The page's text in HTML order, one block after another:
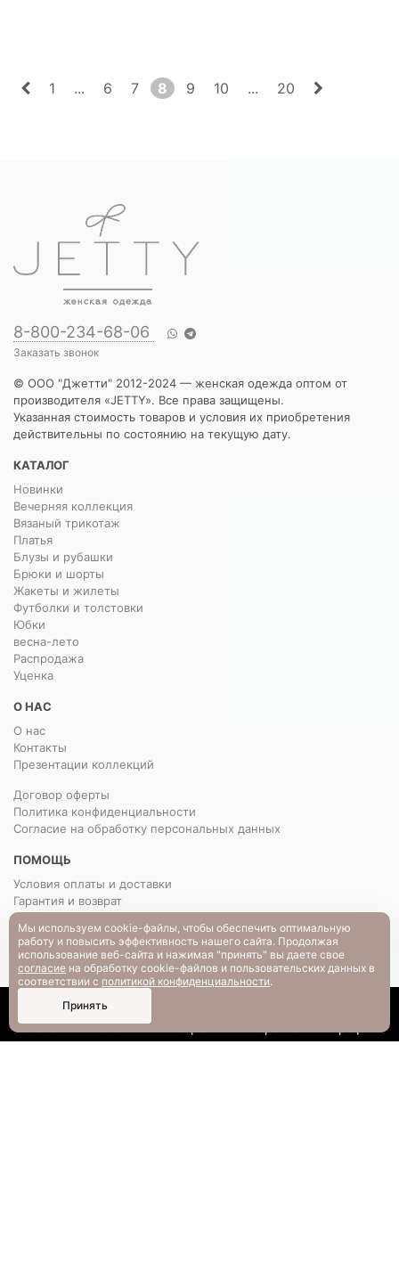
Каталог Поиск
1 ... 6 7 8 9 10 ... 20
8-800-234-68-06
Заказать звонок
© ООО "Джетти" 2012-2024 — женская одежда оптом от
производителя «JETTY». Все права защищены.
Указанная стоимость товаров и условия их приобретения
действительны по состоянию на текущую дату.
КАТАЛОГ
Новинки
Вечерняя коллекция
Вязаный трикотаж
Платья
Блузы и рубашки
Брюки и шорты
Жакеты и жилеты
Футболки и толстовки
Юбки
весна-лето
Распродажа
Уценка
О НАС
О нас
Контакты
Презентации коллекций
Договор оферты
Политика конфиденциальности
Согласие на обработку персональных данных
ПОМОЩЬ
Условия оплаты и доставки
Гарантия и возврат
РАЗМЕРНАЯ СЕТКА
Вопрос-ответ
Мы используем cookie-файлы, чтобы обеспечить оптимальную
работу и повысить эффективность нашего сайта. Продолжая
использование веб-сайта и нажимая "принять" вы даете свое
согласие на обработку cookie-файлов и пользовательских данных в
соответствии с политикой конфиденциальности.
Принять